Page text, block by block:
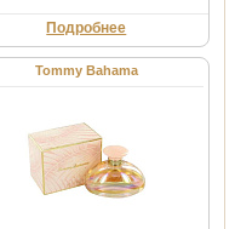
Подробнее
Tommy Bahama